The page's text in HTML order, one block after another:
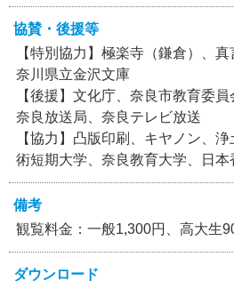
協賛・後援等
【特別協力】極楽寺（鎌倉）、
奈川県立金沢文庫
【後援】文化庁、奈良市教育委
奈良放送局、奈良テレビ放送
【協力】凸版印刷、キヤノン、
術短期大学、奈良教育大学、日
備考
観覧料金：一般1,300円、高大生
ダウンロード